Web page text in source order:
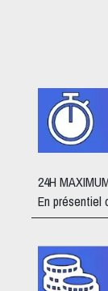
24H
En présentiel